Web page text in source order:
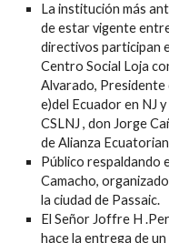
La institución más
de estar vigente
directivos participan
Centro Social Loja
Alvarado, Presidente
e)del Ecuador en NJ
CSLNJ , don Jorge
de Alianza
Público respaldando
Camacho,
la ciudad de Passaic.
El Señor Joffre H
hace la entrega de